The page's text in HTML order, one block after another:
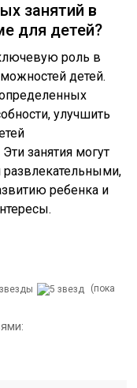
занятий в
для детей?
роль в
детей.
улучшить
занятия могут
развлекательными,
ребенка и
(пока